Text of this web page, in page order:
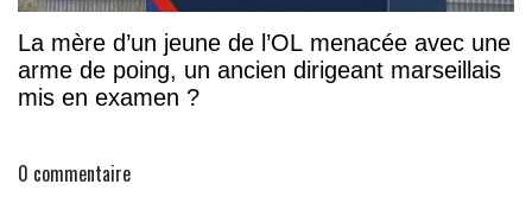
La mère d’un jeune de l’OL menacée avec une
arme de poing, un ancien dirigeant marseillais
mis en examen ?
0 commentaire